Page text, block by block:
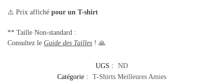
⚠️ Prix affiché pour un T-shirt
** Taille Non-standard :
Consultez le Guide des Tailles ! 🙏
UGS :
ND
Catégorie :
T-Shirts Meilleures Amies